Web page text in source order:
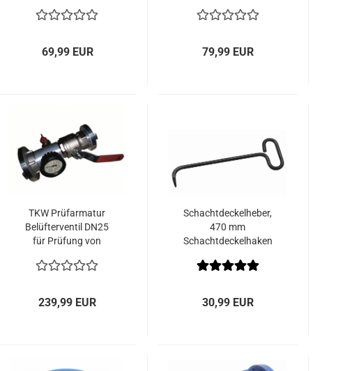
69,99 EUR 79,99 EUR
TKW Prüfarmatur
Belüfterventil DN25
für Prüfung von
armaturen
239,99 EUR
Schachtdeckelheber,
470 mm
Schachtdeckelhaken
30,99 EUR